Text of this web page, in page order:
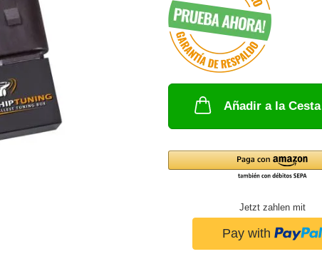
Añadir a la Cesta
Jetzt zahlen mit